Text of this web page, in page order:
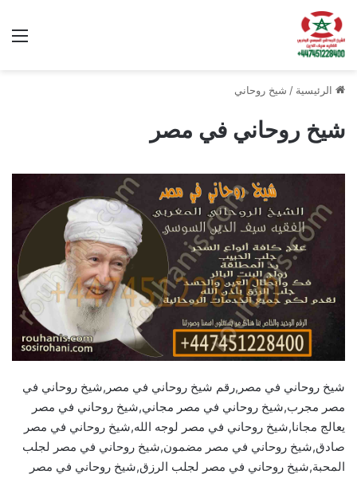
الرئيسية / شيخ روحاني
شيخ روحاني في مصر
شيخ روحاني في مصر,رقم شيخ روحاني في مصر,شيخ روحاني في
مصر مجرب,شيخ روحاني في مصر مجاني,شيخ روحاني في مصر
يعالج مجانا,شيخ روحاني في مصر لوجه الله,شيخ روحاني في مصر
صادق,شيخ روحاني في مصر مضمون,شيخ روحاني في مصر لجلب
المحبة,شيخ روحاني في مصر لجلب الرزق,شيخ روحاني في مصر